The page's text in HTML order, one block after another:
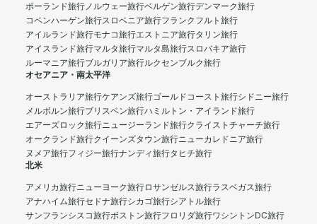
ポーランド旅行ノルウェー旅行ベルゲン旅行デンマーク旅行
コペンハーゲン旅行スロベニア旅行フランクフルト旅行
アイルランド旅行モナコ旅行エストニア旅行タリン旅行
アイスランド旅行マルタ旅行マルタ島旅行スロバキア旅行
ルーマニア旅行ブルガリア旅行ルクセンブルク旅行
オセアニア・南太平洋
オーストラリア旅行ケアンズ旅行ゴールドコースト旅行シドニー旅行
メルボルン旅行ブリスベン旅行ハミルトン・アイランド旅行
エアーズロック旅行ニュージーランド旅行クライストチャーチ旅行
オークランド旅行クイーンズタウン旅行ニューカレドニア旅行
ヌメア旅行フィジー旅行ナンディ旅行タヒチ旅行
北米
アメリカ旅行ニューヨーク旅行ロサンゼルス旅行ラスベガス旅行
アナハイム旅行セドナ旅行シカゴ旅行シアトル旅行
サンフランシスコ旅行ボストン旅行フロリダ旅行ワシントンDC旅行